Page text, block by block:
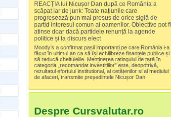
REACȚIA lui Nicușor Dan după ce România a
scăpat iar de junk: Toate națiunile care
progresează pun mai presus de orice siglă de
partid interesul comun al oamenilor. Obiective pot fi
atinse doar dacă partidele renunță la agende
politice și la discurs elect
Moody’s a confirmat pașii importanți pe care România i-a
făcut în ultimul an ca să își echilibreze finanțele publice și
să reducă cheltuielile. Menținerea ratingului de țară în
categoria „recomandat investițiilor” este, deopotrivă,
rezultatul efortului institutional, al cetățenilor si al mediului
de afaceri, transmite președintele Nicușor Dan.
Despre Cursvalutar.ro